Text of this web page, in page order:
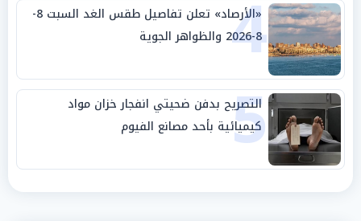
4
«الأرصاد» تعلن تفاصيل طقس الغد السبت 8-
8-2026 والظواهر الجوية
5
التصريح بدفن ضحيتي انفجار خزان مواد
كيميائية بأحد مصانع الفيوم